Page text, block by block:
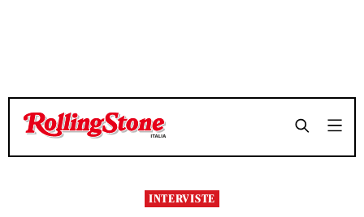
TEMPO DI LETTURA 10 MINUTI SHARE
TEMPO DI LETTURA 10 MINUTI SHARE
INTERVISTE